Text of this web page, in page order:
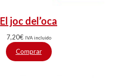
El joc del’oca
7,20€ IVA incluido
Comprar